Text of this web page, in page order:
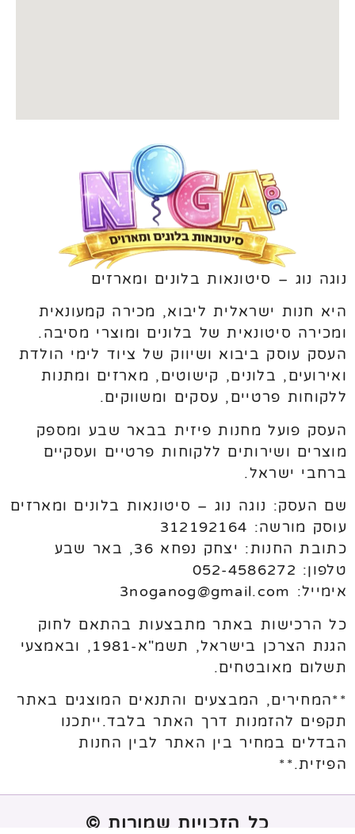
נוגה נוג – סיטונאות בלונים ומארזים
היא חנות ישראלית ליבוא, מכירה קמעונאית
ומכירה סיטונאית של בלונים ומוצרי מסיבה.
העסק עוסק ביבוא ושיווק של ציוד לימי הולדת
ואירועים, בלונים, קישוטים, מארזים ומתנות
ללקוחות פרטיים, עסקים ומשווקים.
העסק פועל מחנות פיזית בבאר שבע ומספק
מוצרים ושירותים ללקוחות פרטיים ועסקיים
ברחבי ישראל.
שם העסק: נוגה נוג – סיטונאות בלונים ומארזים
עוסק מורשה: 312192164
כתובת החנות: יצחק נפחא 36, באר שבע
טלפון: 052-4586272
אימייל: 3noganog@gmail.com
כל הרכישות באתר מתבצעות בהתאם לחוק
הגנת הצרכן בישראל, תשמ"א-1981, ובאמצעי
תשלום מאובטחים.
**המחירים, המבצעים והתנאים המוצגים באתר
תקפים להזמנות דרך האתר בלבד.ייתכנו
הבדלים במחיר בין האתר לבין החנות
הפיזית.**
כל הזכויות שמורות ©